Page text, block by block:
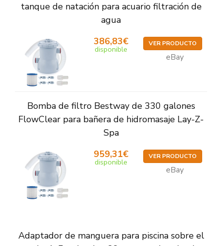
tanque de natación para acuario filtración de
agua
386,83€
disponible
VER PRODUCTO
eBay
Bomba de filtro Bestway de 330 galones
FlowClear para bañera de hidromasaje Lay-Z-
Spa
959,31€
disponible
VER PRODUCTO
eBay
Adaptador de manguera para piscina sobre el